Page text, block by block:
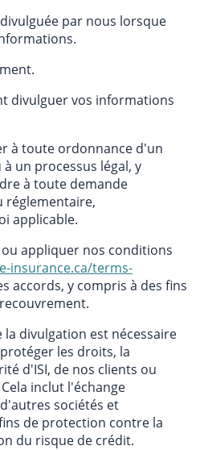
par nous lorsque
divulguer vos informations
à toute ordonnance d'un
un processus légal, y
à toute demande
réglementaire,
applicable.
appliquer nos conditions
insurance.ca/terms-
accords, y compris à des fins
la divulgation est nécessaire
les droits, la
d'ISI, de nos clients ou
inclut l'échange
sociétés et
de protection contre la
du risque de crédit.